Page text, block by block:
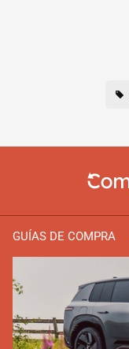
GUÍAS DE COMPRA